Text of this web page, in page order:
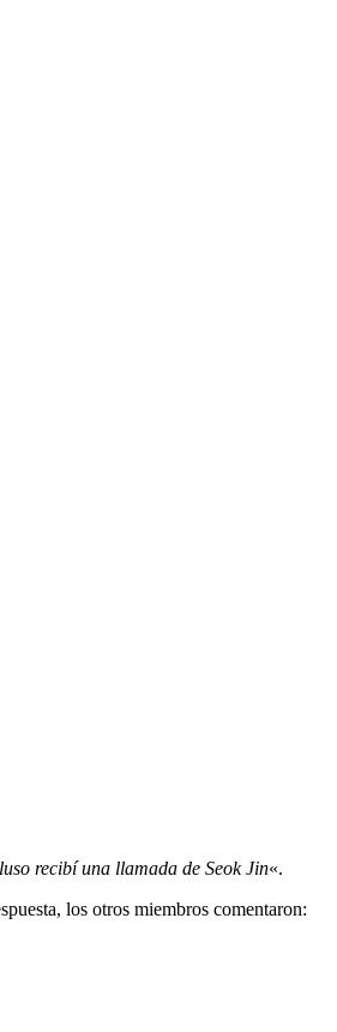
recibí una llamada de Seok Jin«.
los otros miembros comentaron: